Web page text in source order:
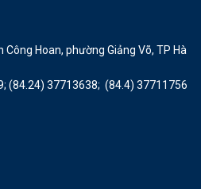
Công Hoan, phường Giảng Võ, TP Hà
(84.24) 37713638; (84.4) 37711756